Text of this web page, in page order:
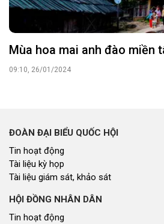
Mùa hoa mai anh đào miền
09:10, 26/01/2024
ĐOÀN ĐẠI BIỂU QUỐC HỘI
Tin hoạt động
Tài liệu kỳ họp
Tài liệu giám sát, khảo sát
HỘI ĐỒNG NHÂN DÂN
Tin hoạt động